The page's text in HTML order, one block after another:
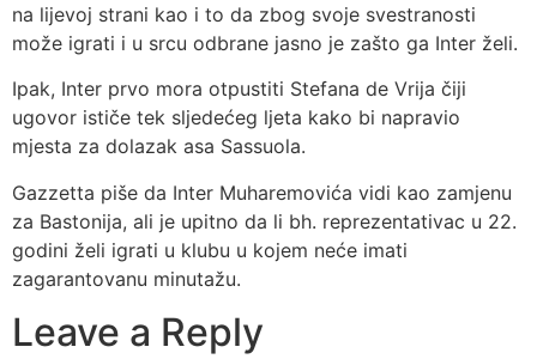
na lijevoj strani kao i to da zbog svoje svestranosti
može igrati i u srcu odbrane jasno je zašto ga Inter želi.
Ipak, Inter prvo mora otpustiti Stefana de Vrija čiji
ugovor ističe tek sljedećeg ljeta kako bi napravio
mjesta za dolazak asa Sassuola.
Gazzetta piše da Inter Muharemovića vidi kao zamjenu
za Bastonija, ali je upitno da li bh. reprezentativac u 22.
godini želi igrati u klubu u kojem neće imati
zagarantovanu minutažu.
Leave a Reply